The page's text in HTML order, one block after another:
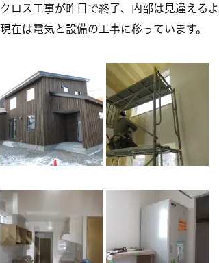
クロス工事が昨日で終了、内部は見違えるよ
現在は電気と設備の工事に移っています。